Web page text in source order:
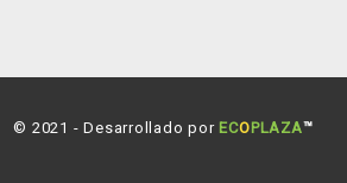
© 2021 - Desarrollado por ECOPLAZA™